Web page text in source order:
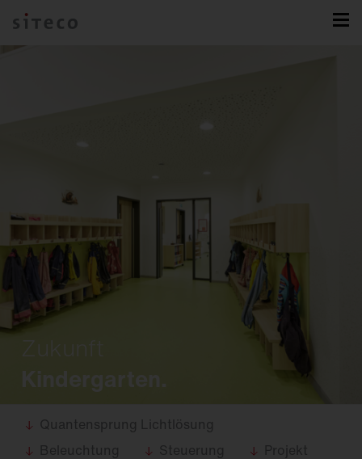
Quantensprung Lichtlösung
Beleuchtung
Steuerung
Projekt